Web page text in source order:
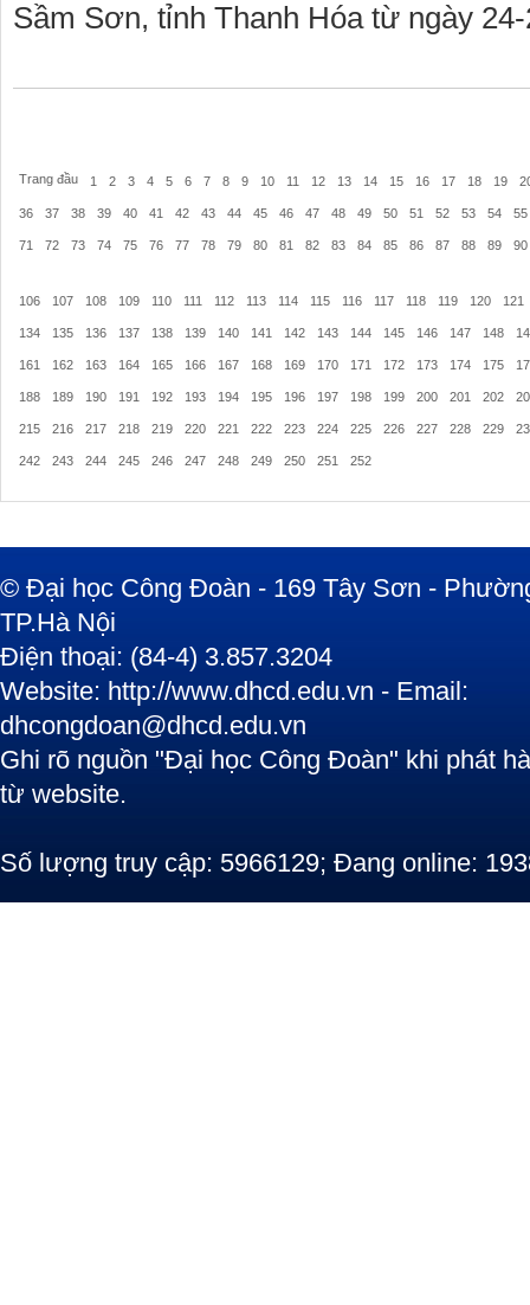
Sầm Sơn, tỉnh Thanh Hóa từ ngày
Trang đầu 1 2 3 4 5 6 7 8 9 10 11 12 13 14 15 16 17 18 19
36 37 38 39 40 41 42 43 44 45 46 47 48 49 50 51 52 53 54 55
71 72 73 74 75 76 77 78 79 80 81 82 83 84 85 86 87 88 89 90
106 107 108 109 110 111 112 113 114 115 116 117 118 119 120 121
134 135 136 137 138 139 140 141 142 143 144 145 146 147 148
161 162 163 164 165 166 167 168 169 170 171 172 173 174 175
188 189 190 191 192 193 194 195 196 197 198 199 200 201 202
215 216 217 218 219 220 221 222 223 224 225 226 227 228 229
242 243 244 245 246 247 248 249 250 251 252
© Đại học Công Đoàn - 169 Tây Sơn -
TP.Hà Nội
Điện thoại: (84-4) 3.857.3204
Website: http://www.dhcd.edu.vn - Email:
dhcongdoan@dhcd.edu.vn
Ghi rõ nguồn "Đại học Công Đoàn" khi phát
từ website.
Số lượng truy cập: 5966129; Đang online: